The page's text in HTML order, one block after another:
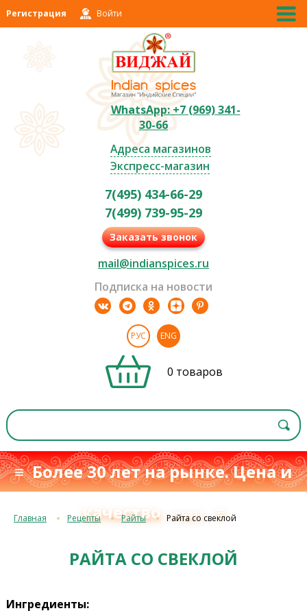
Регистрация Войти
WhatsApp: +7 (969) 341-
30-66
Адреса магазинов
Экспресс-магазин
7(495) 434-66-29
7(499) 739-95-29
Заказать звонок
mail@indianspices.ru
Подписка на новости
РУС ENG
0 товаров
≡ Более 30 лет на рынке. Цена и
качествос 1993 г.≡
Главная Рецепты Райты Райта со свеклой
РАЙТА СО СВЕКЛОЙ
Ингредиенты: